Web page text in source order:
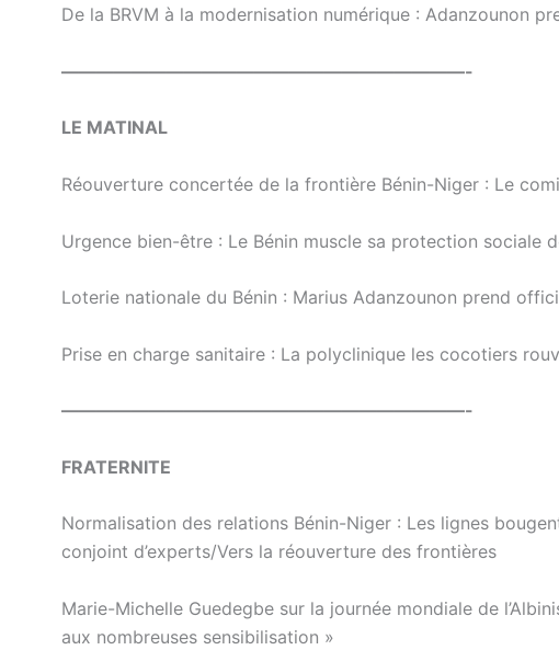
De la BRVM à la modernisation numérique : Adanzounon
———————————————————————-
LE MATINAL
Réouverture concertée de la frontière Bénin-Niger : Le
Urgence bien-être : Le Bénin muscle sa protection sociale
Loterie nationale du Bénin : Marius Adanzounon prend
Prise en charge sanitaire : La polyclinique les cocotiers
———————————————————————-
FRATERNITE
Normalisation des relations Bénin-Niger : Les lignes
conjoint d’experts/Vers la réouverture des frontières
Marie-Michelle Guedegbe sur la journée mondiale de
aux nombreuses sensibilisation »